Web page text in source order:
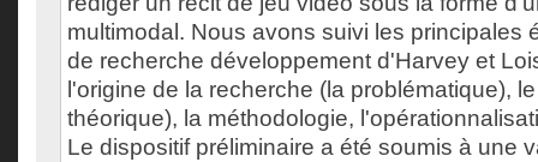
multimodal. Nous avons suivi les principales
de recherche développement d'Harvey et
l'origine de la recherche (la problématique),
théorique), la méthodologie,
Le dispositif préliminaire a été soumis à une